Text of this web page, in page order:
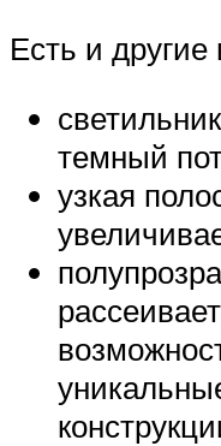
Есть и другие
темный
узкая